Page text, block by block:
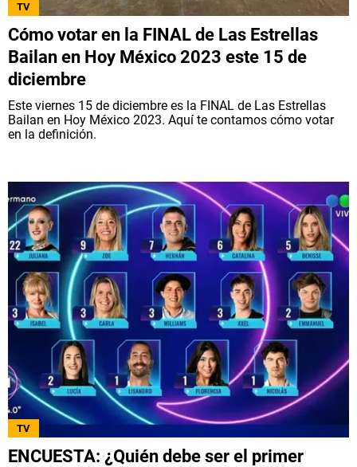
TV
Cómo votar en la FINAL de Las Estrellas
Bailan en Hoy México 2023 este 15 de
diciembre
Este viernes 15 de diciembre es la FINAL de Las Estrellas
Bailan en Hoy México 2023. Aquí te contamos cómo votar
en la definición.
TV
ENCUESTA: ¿Quién debe ser el primer